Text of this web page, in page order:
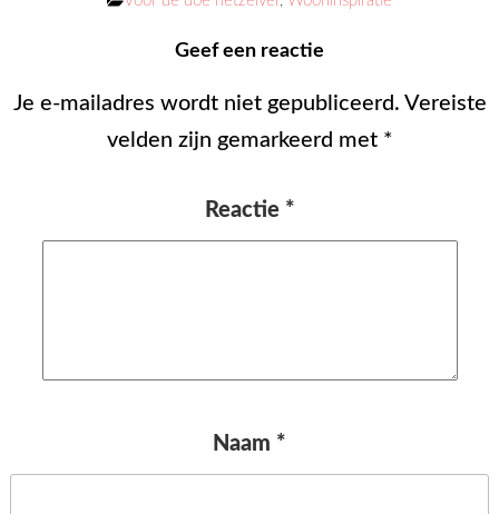
Geef een reactie
Je e-mailadres wordt niet gepubliceerd. Vereiste
velden zijn gemarkeerd met *
Reactie *
Naam *